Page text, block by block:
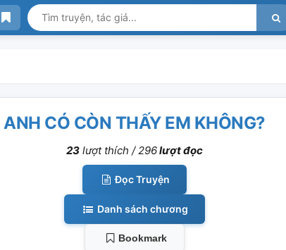
ANH CÓ CÒN THẤY EM KHÔNG?
23 lượt thích /296lượt đọc
Đọc Truyện
Danh sách chương
Bookmark